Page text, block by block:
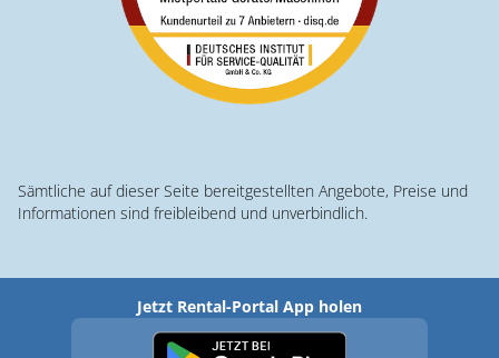
Sämtliche auf dieser Seite bereitgestellten Angebote, Preise und
Informationen sind freibleibend und unverbindlich.
Jetzt Rental-Portal App holen